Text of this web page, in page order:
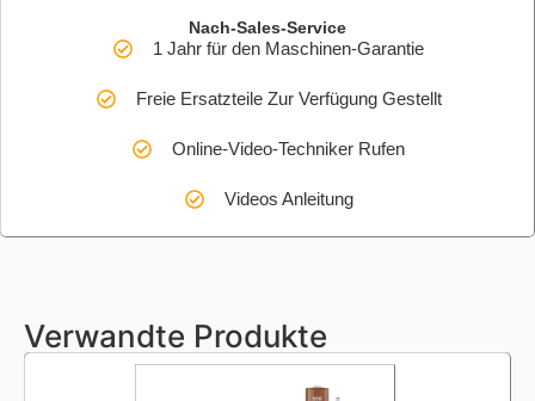
Nach-Sales-Service
1 Jahr für den Maschinen-Garantie
Freie Ersatzteile Zur Verfügung Gestellt
Online-Video-Techniker Rufen
Videos Anleitung
Verwandte Produkte